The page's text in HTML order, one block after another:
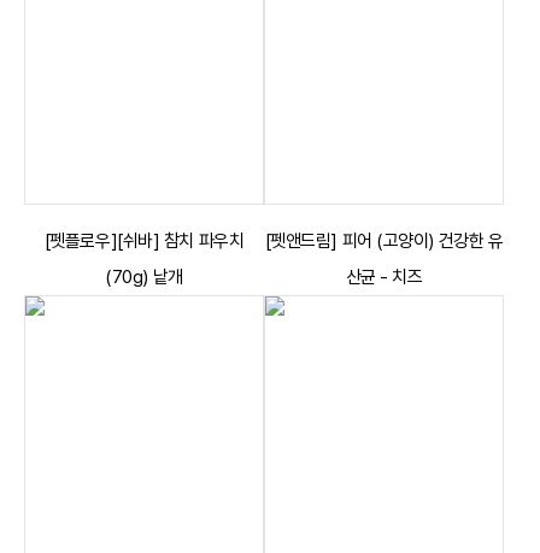
[펫플로우][쉬바] 참치 파우치
(70g) 낱개
[펫앤드림] 피어 (고양이) 건강한 유
산균 - 치즈